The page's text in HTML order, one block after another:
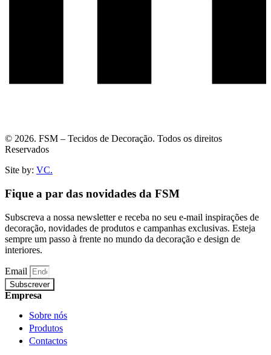
© 2026. FSM – Tecidos de Decoração. Todos os direitos
Reservados
Site by: VC.
Fique a par das novidades da FSM
Subscreva a nossa newsletter e receba no seu e-mail inspirações de
decoração, novidades de produtos e campanhas exclusivas. Esteja
sempre um passo à frente no mundo da decoração e design de
interiores.
Email
Subscrever
Empresa
Sobre nós
Produtos
Contactos